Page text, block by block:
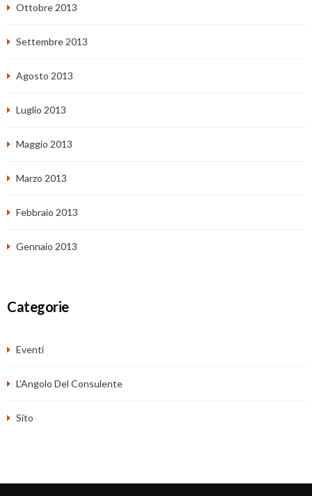
Ottobre 2013
Settembre 2013
Agosto 2013
Luglio 2013
Maggio 2013
Marzo 2013
Febbraio 2013
Gennaio 2013
Categorie
Eventi
L'Angolo Del Consulente
Sito